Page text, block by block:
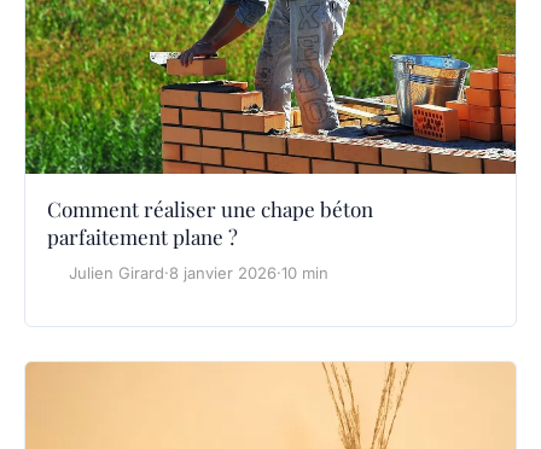
Comment réaliser une chape béton
parfaitement plane ?
Julien Girard·8 janvier 2026·10 min